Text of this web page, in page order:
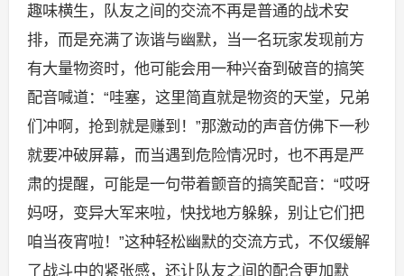
趣味横生，队友之间的交流不再是普通的战术安
排，而是充满了诙谐与幽默，当一名玩家发现前方
有大量物资时，他可能会用一种兴奋到破音的搞笑
配音喊道：“哇塞，这里简直就是物资的天堂，兄弟
们冲啊，抢到就是赚到！”那激动的声音仿佛下一秒
就要冲破屏幕，而当遇到危险情况时，也不再是严
肃的提醒，可能是一句带着颤音的搞笑配音：“哎呀
妈呀，变异大军来啦，快找地方躲躲，别让它们把
咱当夜宵啦！”这种轻松幽默的交流方式，不仅缓解
了战斗中的紧张感，还让队友之间的配合更加默